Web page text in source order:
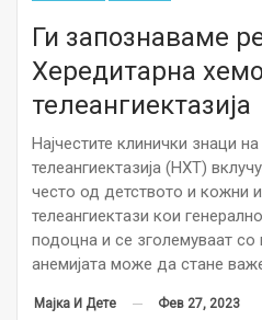
Ги запознаваме
Хередитарна
телеангиектазија
Најчестите клинички знаци
телеангиектазија (НХТ)
често од детството и кожни
телеангиектази кои
подоцна и се зголемуваат
анемијата може да стане
Мајка И Дете Фев 27, 2023